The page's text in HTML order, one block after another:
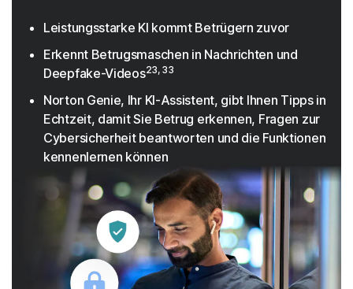
Leistungsstarke KI kommt Betrügern zuvor
Erkennt Betrugsmaschen in Nachrichten und
Deepfake-Videos23, 33
Norton Genie, Ihr KI-Assistent, gibt Ihnen Tipps in
Echtzeit, damit Sie Betrug erkennen, Fragen zur
Cybersicherheit beantworten und die Funktionen
kennenlernen können